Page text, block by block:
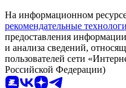
На информационном
рекомендательные
предоставления
и анализа сведений,
пользователей сети
Российской Федерации)